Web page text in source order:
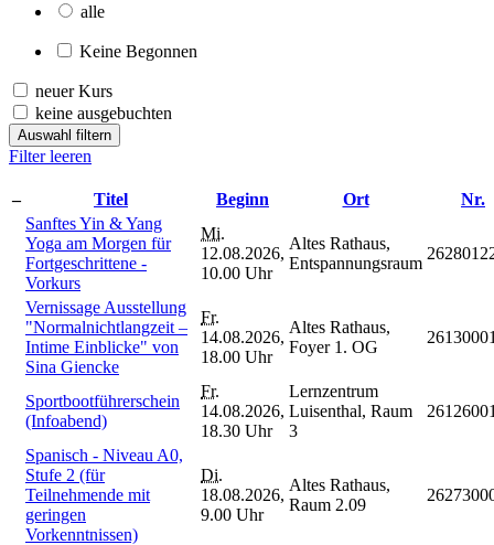
alle
Keine Begonnen
neuer Kurs
keine ausgebuchten
Auswahl filtern
Filter leeren
– Titel Beginn Ort
Nr.
Sanftes Yin & Yang
Yoga am Morgen für
Fortgeschrittene -
Vorkurs
Mi.
12.08.2026,
10.00 Uhr
Altes Rathaus,
Entspannungsraum
Vernissage Ausstellung
"Normalnichtlangzeit –
Intime Einblicke" von
Sina Giencke
Fr.
14.08.2026,
18.00 Uhr
Altes Rathaus,
Foyer 1. OG
Sportbootführerschein
(Infoabend)
Fr.
14.08.2026,
18.30 Uhr
Lernzentrum
Luisenthal, Raum
3
Spanisch - Niveau A0,
Stufe 2 (für
Teilnehmende mit
geringen
Vorkenntnissen)
Di.
18.08.2026,
9.00 Uhr
Altes Rathaus,
Raum 2.09